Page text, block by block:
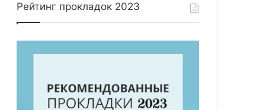
Рейтинг прокладок 2023